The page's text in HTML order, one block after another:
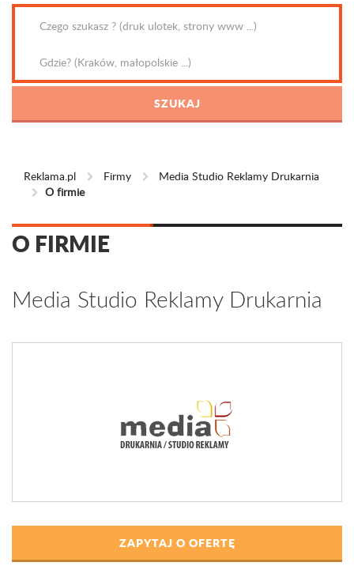
Reklama.pl Firmy
Media Studio Reklamy Drukarnia
O firmie
O FIRMIE
Media Studio Reklamy Drukarnia
ZAPYTAJ O OFERTĘ